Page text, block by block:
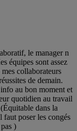
le manager n
équipes sont assez
collaborateurs
de demain.
au bon moment et
quotidien au travail
dans la
faut poser les congés
)